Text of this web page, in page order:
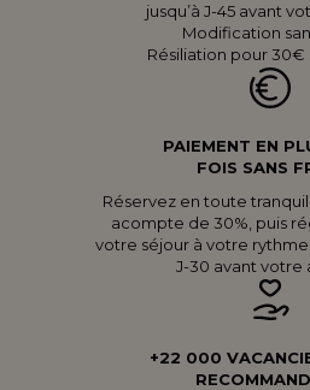
jusqu’à J-45 avant
Modification
Résiliation pour
PAIEMENT EN
FOIS SANS
Réservez en toute
acompte de 30%, puis
votre séjour à votre rythme,
J-30 avant votre
+22 000